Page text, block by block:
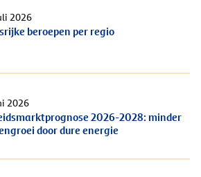
2026
beroepen per regio
2026
2026-2028: minder
door dure energie